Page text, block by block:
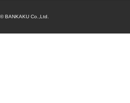
© BANKAKU Co.,Ltd.